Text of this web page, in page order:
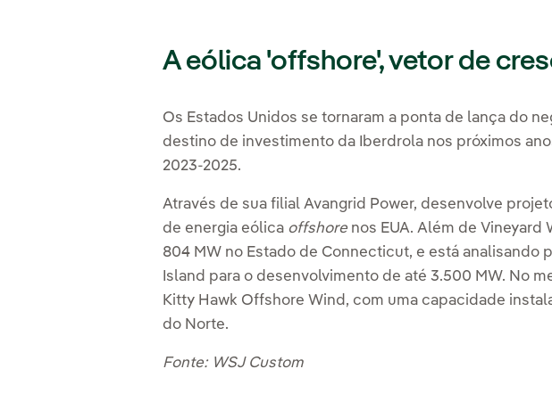
A eólica 'offshore', vetor de
Os Estados Unidos se tornaram a ponta de lança do
destino de investimento da Iberdrola nos próximos
2023-2025.
Através de sua filial Avangrid Power, desenvolve
de energia eólica offshore nos EUA. Além de Vineyard
804 MW no Estado de Connecticut, e está analisando
Island para o desenvolvimento de até 3.500 MW. No
Kitty Hawk Offshore Wind , com uma capacidade
do Norte.
Fonte: WSJ Custom